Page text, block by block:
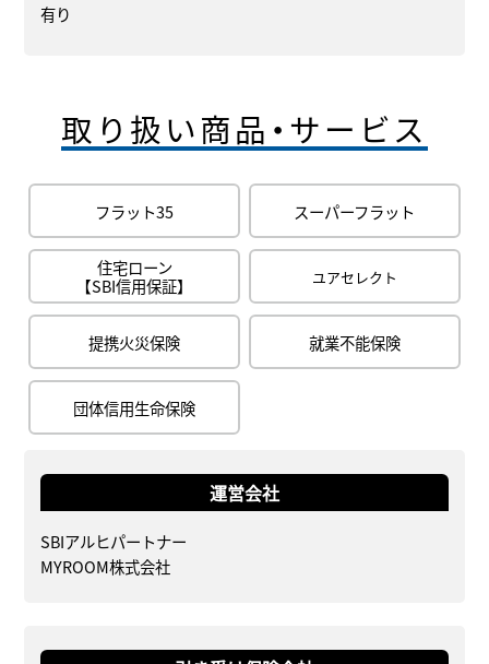
有り
取り扱い商品・サービス
フラット35 スーパーフラット
住宅ローン
【SBI信用保証】
ユアセレクト
提携火災保険 就業不能保険
団体信用生命保険
運営会社
SBIアルヒパートナー
MYROOM株式会社